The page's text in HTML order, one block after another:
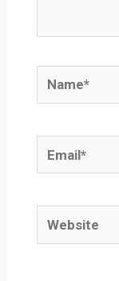
Name*
Email*
Website